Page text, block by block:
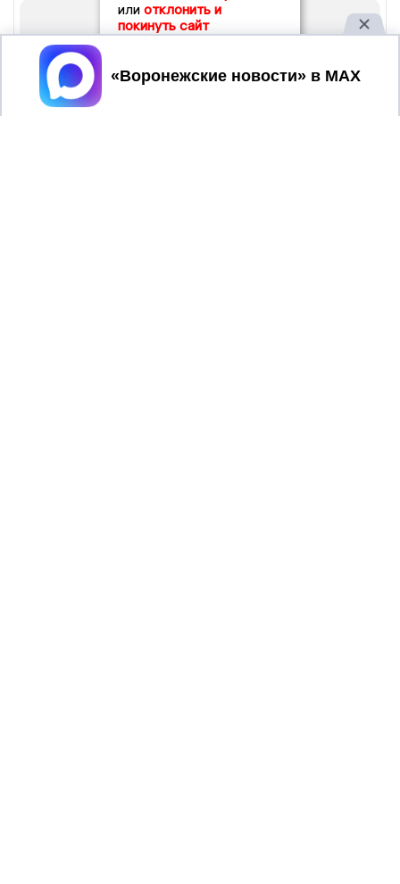
или отклонить и
покинуть сайт
Принять